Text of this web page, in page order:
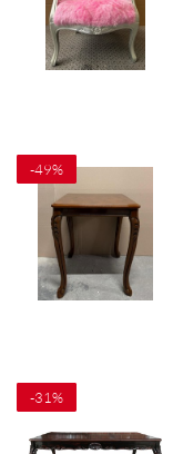
-49%
-31%